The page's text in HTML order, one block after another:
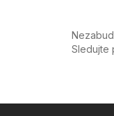
Sledujte